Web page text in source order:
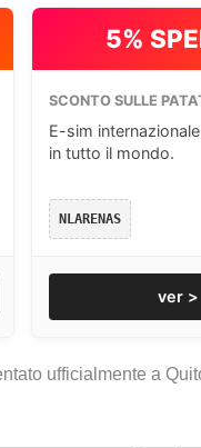
5%
SCONTO SULLE
E-sim
in tutto il mondo.
NLARENAS
ver >
ufficialmente a